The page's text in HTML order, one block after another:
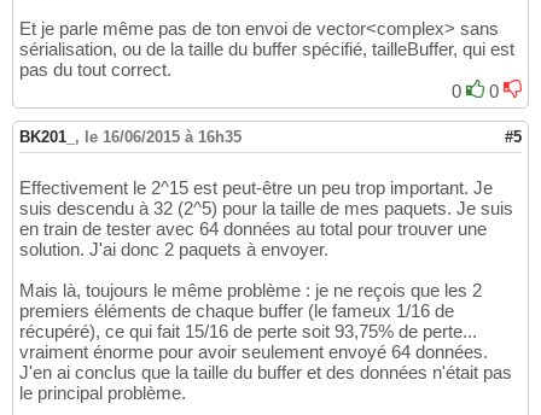
Et je parle même pas de ton envoi de vector<complex> sans
sérialisation, ou de la taille du buffer spécifié, tailleBuffer, qui est
pas du tout correct.
0
0
BK201_ , le 16/06/2015 à 16h35 #5
Effectivement le 2^15 est peut-être un peu trop important. Je
suis descendu à 32 (2^5) pour la taille de mes paquets. Je suis
en train de tester avec 64 données au total pour trouver une
solution. J'ai donc 2 paquets à envoyer.
Mais là, toujours le même problème : je ne reçois que les 2
premiers éléments de chaque buffer (le fameux 1/16 de
récupéré), ce qui fait 15/16 de perte soit 93,75% de perte...
vraiment énorme pour avoir seulement envoyé 64 données.
J'en ai conclus que la taille du buffer et des données n'était pas
le principal problème.